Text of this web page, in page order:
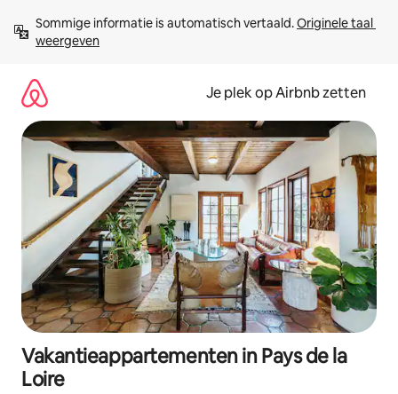
direct
naar
Sommige informatie is automatisch vertaald. Originele taal
weergeven
Je plek op Airbnb zetten
Vakantieappartementen in Pays de la
Loire